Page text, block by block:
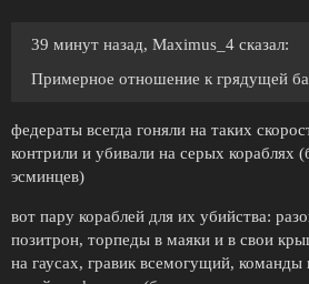
39 минут назад, Maximus_4 сказал:
Примерное отношение к грядущей
федераты всегда гоняли на таких
контрили и убивали на серых кораблях
эсминцев)
вот пару кораблей для их убийства:
позитрон, торпеды в маяки и в свои
на гаусах, гравик всемогущий,